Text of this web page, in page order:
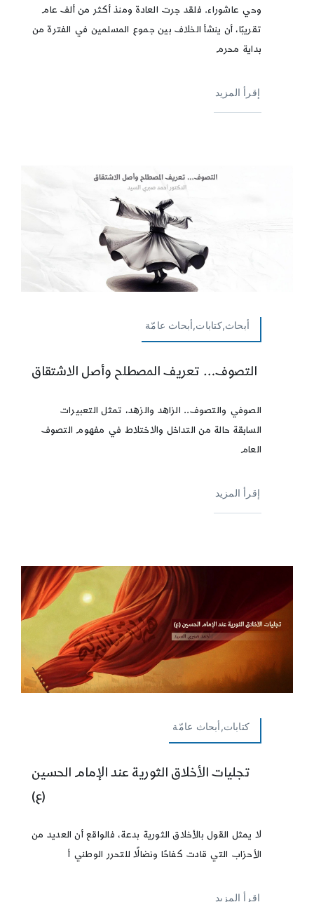
وحي عاشوراء. فلقد جرت العادة ومنذ أكثر من ألف عام
تقريبًا، أن ينشأ الخلاف بين جموع المسلمين في الفترة من
بداية محرم
إقرأ المزيد
أبحاث,كتابات,أبحاث عامّة
التصوف… تعريف المصطلح وأصل الاشتقاق
الصوفي والتصوف.. الزاهد والزهد، تمثل التعبيرات
السابقة حالة من التداخل والاختلاط في مفهوم التصوف
العام
إقرأ المزيد
كتابات,أبحاث عامّة
تجليات الأخلاق الثورية عند الإمام الحسين
(ع)
لا يمثل القول بالأخلاق الثورية بدعة، فالواقع أن العديد من
الأحزاب التي قادت كفاحًا ونضالًا للتحرر الوطني أ
إقرأ المزيد